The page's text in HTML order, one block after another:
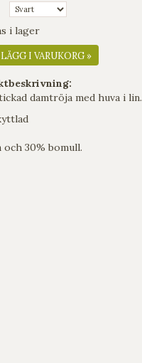
i lager
LÄGG I VARUKORG »
damtröja med huva i lin.
och 30% bomull.